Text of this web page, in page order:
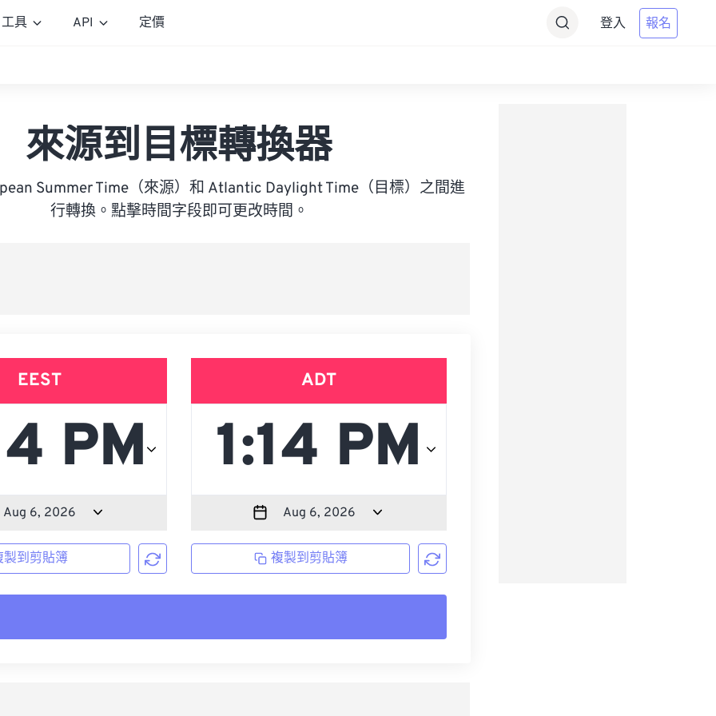
工具 API 定價 登入 報名
來源到目標轉換器
Summer Time（來源）和 Atlantic Daylight Time（目標）之間進
行轉換。點擊時間字段即可更改時間。
EEST
製到剪貼簿
ADT
複製到剪貼簿